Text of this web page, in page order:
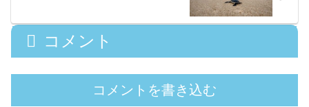
コメント
コメントを書き込む